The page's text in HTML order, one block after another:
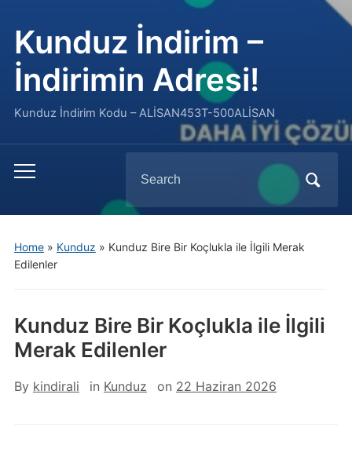
Kunduz İndirim –
İndirimin Adresi!
Kunduz İndirim Kodu – ALİSAN453T-500ALİSAN
Toggle
menu
for:
Home» Kunduz » Kunduz Bire Bir Koçlukla ile İlgili Merak
Edilenler
Kunduz Bire Bir Koçlukla ile İlgili
Merak Edilenler
By kindirali in Kunduz on 22 Haziran 2026